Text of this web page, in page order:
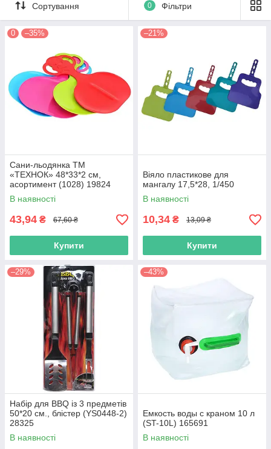
Сортування 0 Фільтри
0 –35%
Сани-льодянка ТМ
«ТЕХНОК» 48*33*2 см,
асортимент (1028) 19824
В наявності
43,94 ₴ 67,60 ₴
Купити
–21%
Віяло пластикове для
мангалу 17,5*28, 1/450
В наявності
10,34 ₴ 13,09 ₴
Купити
–29%
Набір для BBQ із 3 предметів
50*20 см., блістер (YS0448-2)
28325
В наявності
–43%
Емкость воды с краном 10 л
(ST-10L) 165691
В наявності